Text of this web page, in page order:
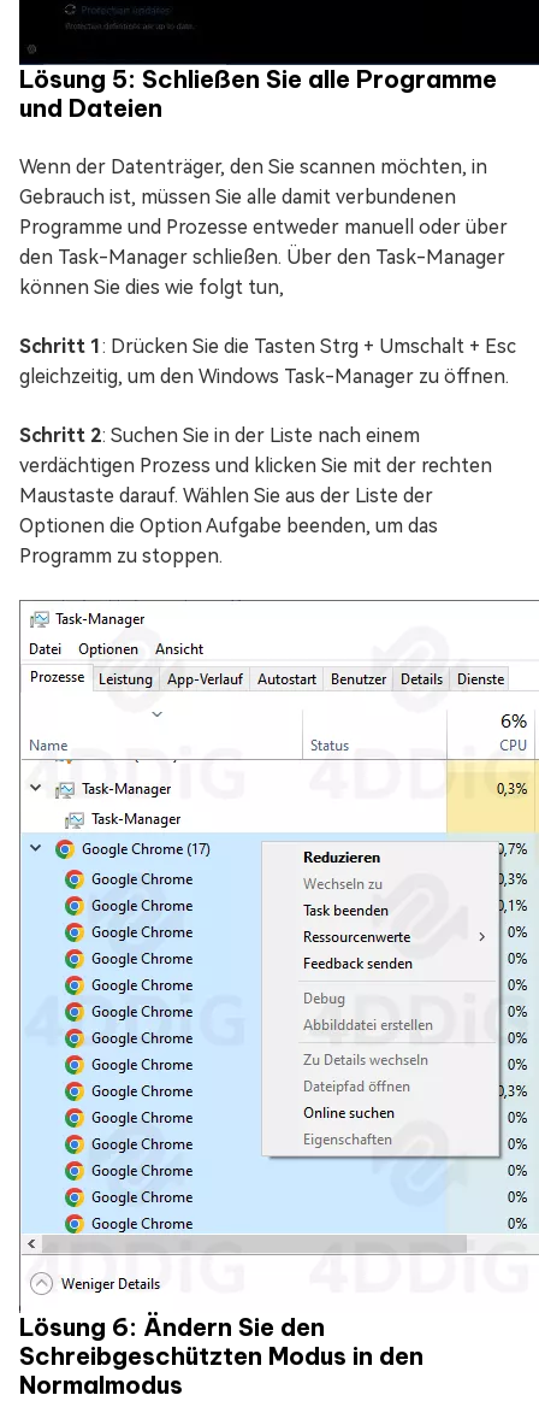
Lösung 5: Schließen Sie alle Programme
und Dateien
Wenn der Datenträger, den Sie scannen möchten, in
Gebrauch ist, müssen Sie alle damit verbundenen
Programme und Prozesse entweder manuell oder über
den Task-Manager schließen. Über den Task-Manager
können Sie dies wie folgt tun,
Schritt 1: Drücken Sie die Tasten Strg + Umschalt + Esc
gleichzeitig, um den Windows Task-Manager zu öffnen.
Schritt 2: Suchen Sie in der Liste nach einem
verdächtigen Prozess und klicken Sie mit der rechten
Maustaste darauf. Wählen Sie aus der Liste der
Optionen die Option Aufgabe beenden, um das
Programm zu stoppen.
Lösung 6: Ändern Sie den
Schreibgeschützten Modus in den
Normalmodus